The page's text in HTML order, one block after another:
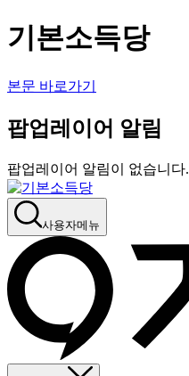
기본소득당
본문 바로가기
팝업레이어 알림
팝업레이어 알림이 없습니다.
사용자메뉴